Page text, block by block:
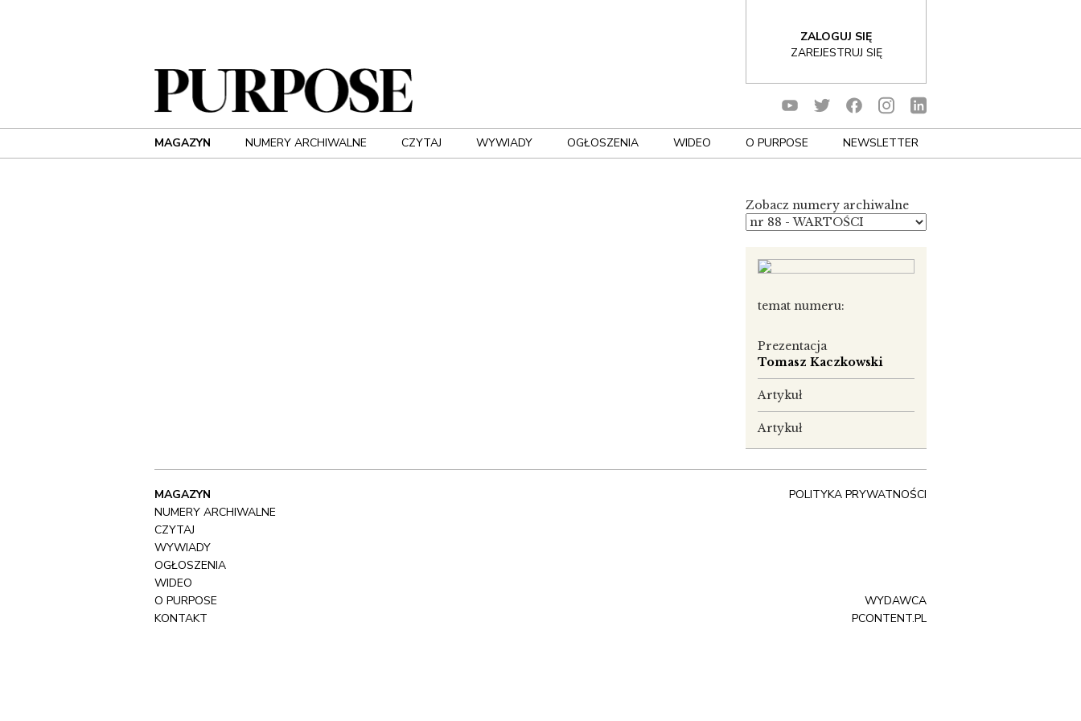
ZALOGUJ SIĘ
ZAREJESTRUJ SIĘ
MAGAZYN NUMERY ARCHIWALNE CZYTAJ WYWIADY OGŁOSZENIA WIDEO O PURPOSE NEWSLETTER
Zobacz numery archiwalne
temat numeru:
Prezentacja
Tomasz Kaczkowski
Artykuł
Artykuł
MAGAZYN
NUMERY ARCHIWALNE
CZYTAJ
WYWIADY
OGŁOSZENIA
WIDEO
O PURPOSE
KONTAKT
POLITYKA PRYWATNOŚCI
WYDAWCA
PCONTENT.PL